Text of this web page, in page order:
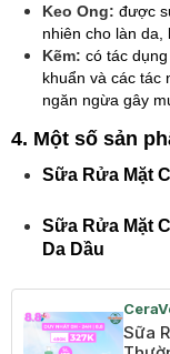
Keo Ong: được
nhiên cho làn da,
Kẽm: có tác
khuẩn và các tác
ngăn ngừa gây
4. Một số sản
Sữa Rửa Mặt
Sữa Rửa Mặt
Da Dầu
Sữa